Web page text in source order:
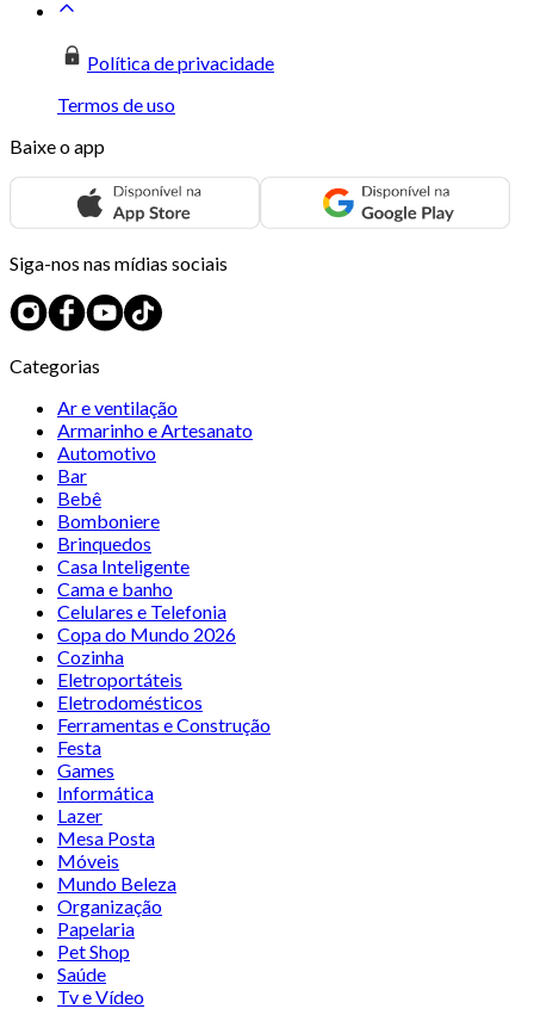
Política de privacidade
Termos de uso
Baixe o app
Siga-nos nas mídias sociais
Categorias
Ar e ventilação
Armarinho e Artesanato
Automotivo
Bar
Bebê
Bomboniere
Brinquedos
Casa Inteligente
Cama e banho
Celulares e Telefonia
Copa do Mundo 2026
Cozinha
Eletroportáteis
Eletrodomésticos
Ferramentas e Construção
Festa
Games
Informática
Lazer
Mesa Posta
Móveis
Mundo Beleza
Organização
Papelaria
Pet Shop
Saúde
Tv e Vídeo